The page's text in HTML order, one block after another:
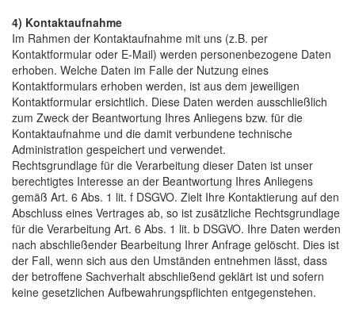
4) Kontaktaufnahme
Im Rahmen der Kontaktaufnahme mit uns (z.B. per
Kontaktformular oder E-Mail) werden personenbezogene Daten
erhoben. Welche Daten im Falle der Nutzung eines
Kontaktformulars erhoben werden, ist aus dem jeweiligen
Kontaktformular ersichtlich. Diese Daten werden ausschließlich
zum Zweck der Beantwortung Ihres Anliegens bzw. für die
Kontaktaufnahme und die damit verbundene technische
Administration gespeichert und verwendet.
Rechtsgrundlage für die Verarbeitung dieser Daten ist unser
berechtigtes Interesse an der Beantwortung Ihres Anliegens
gemäß Art. 6 Abs. 1 lit. f DSGVO. Zielt Ihre Kontaktierung auf den
Abschluss eines Vertrages ab, so ist zusätzliche Rechtsgrundlage
für die Verarbeitung Art. 6 Abs. 1 lit. b DSGVO. Ihre Daten werden
nach abschließender Bearbeitung Ihrer Anfrage gelöscht. Dies ist
der Fall, wenn sich aus den Umständen entnehmen lässt, dass
der betroffene Sachverhalt abschließend geklärt ist und sofern
keine gesetzlichen Aufbewahrungspflichten entgegenstehen.